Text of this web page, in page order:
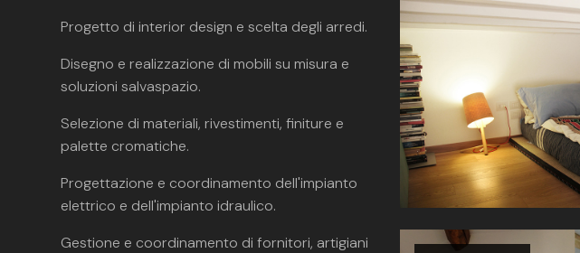
Progetto di interior design e scelta degli arredi.
Disegno e realizzazione di mobili su misura e
soluzioni salvaspazio.
Selezione di materiali, rivestimenti, finiture e
palette cromatiche.
Progettazione e coordinamento dell'impianto
elettrico e dell'impianto idraulico.
Gestione e coordinamento di fornitori, artigiani